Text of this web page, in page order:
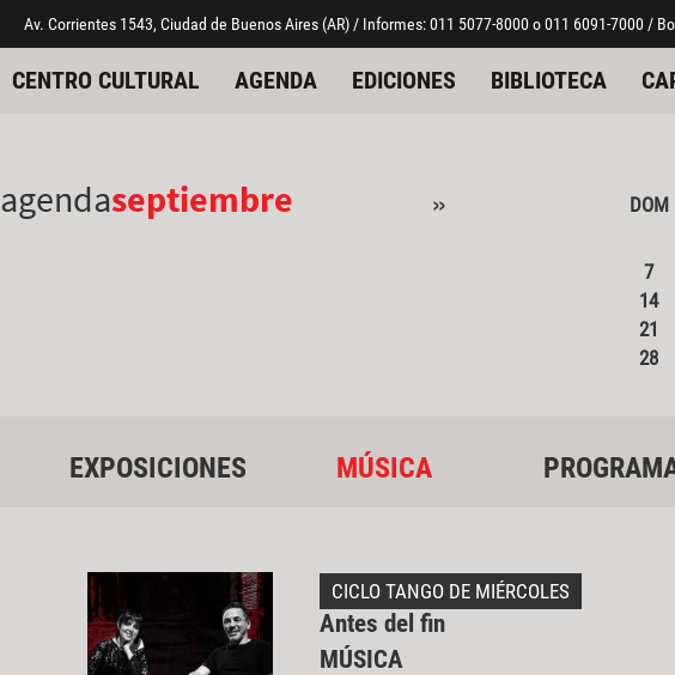
Av. Corrientes 1543, Ciudad de Buenos Aires (AR) / Informes: 011 5077-8000 o 011 6091-7000 /
CENTRO CULTURAL AGENDA EDICIONES BIBLIOTECA
agendaseptiembre » DOM
7
14
21
28
EXPOSICIONES MÚSICA
CICLO TANGO DE MIÉRCOLES
Antes del fin
MÚSICA